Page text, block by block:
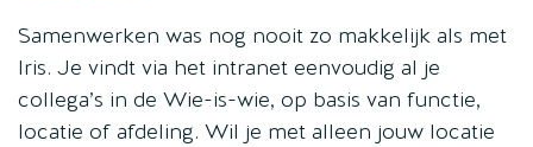
Samenwerken was nog nooit zo makkelijk als met
Iris. Je vindt via het intranet eenvoudig al je
collega’s in de Wie-is-wie, op basis van functie,
locatie of afdeling. Wil je met alleen jouw locatie